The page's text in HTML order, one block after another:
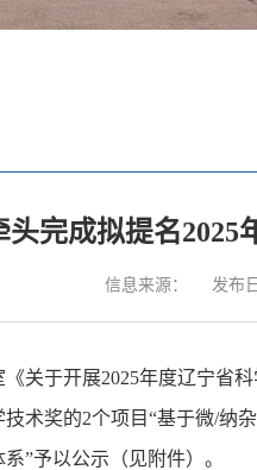
完成拟提名2025
信息来源： 发布
关于开展2025年度辽宁省
术奖的2个项目“基于微/纳
系”予以公示（见附件）。